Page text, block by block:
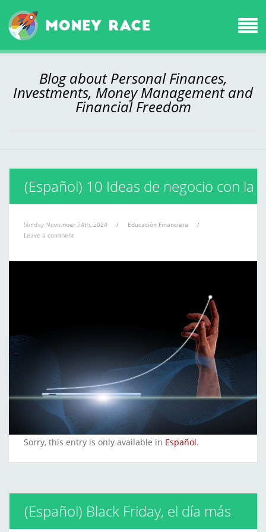
Blog about Personal Finances,
Investments, Money Management and
Financial Freedom
(Español) 10 Ideas de negocio con la
ayuda de la IA
Sunday November 24th, 2024 / Educación Financiera
/
Leave a comment
Sorry, this entry is only available in Español.
(Español) Black Friday, el día más